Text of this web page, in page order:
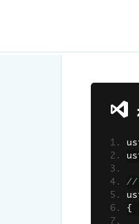
//
{